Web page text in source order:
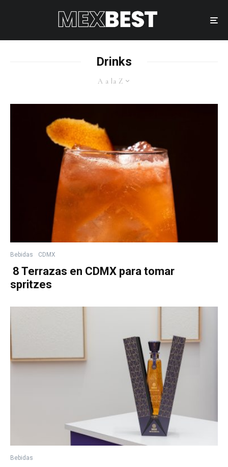
Drinks
A a la Z
Bebidas CDMX
8 Terrazas en CDMX para tomar
spritzes
Bebidas